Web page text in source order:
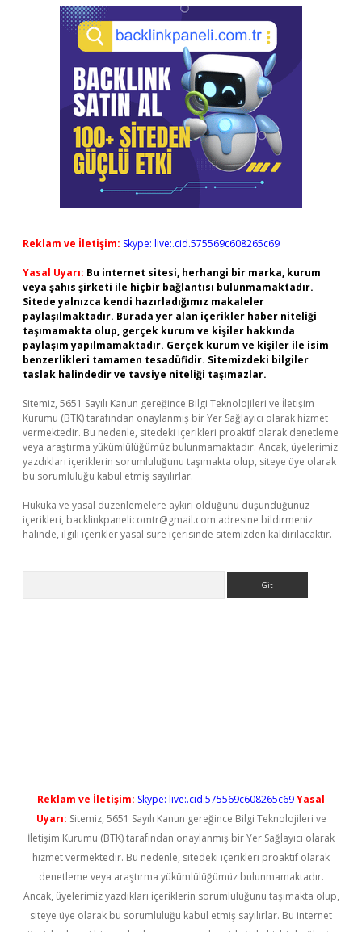
Reklam ve İletişim: Skype: live:.cid.575569c608265c69
Yasal Uyarı: Bu internet sitesi, herhangi bir marka, kurum
veya şahıs şirketi ile hiçbir bağlantısı bulunmamaktadır.
Sitede yalnızca kendi hazırladığımız makaleler
paylaşılmaktadır. Burada yer alan içerikler haber niteliği
taşımamakta olup, gerçek kurum ve kişiler hakkında
paylaşım yapılmamaktadır. Gerçek kurum ve kişiler ile isim
benzerlikleri tamamen tesadüfidir. Sitemizdeki bilgiler
taslak halindedir ve tavsiye niteliği taşımazlar.
Sitemiz, 5651 Sayılı Kanun gereğince Bilgi Teknolojileri ve İletişim
Kurumu (BTK) tarafından onaylanmış bir Yer Sağlayıcı olarak hizmet
vermektedir. Bu nedenle, sitedeki içerikleri proaktif olarak denetleme
veya araştırma yükümlülüğümüz bulunmamaktadır. Ancak, üyelerimiz
yazdıkları içeriklerin sorumluluğunu taşımakta olup, siteye üye olarak
bu sorumluluğu kabul etmiş sayılırlar.
Hukuka ve yasal düzenlemelere aykırı olduğunu düşündüğünüz
içerikleri, backlinkpanelicomtr@gmail.com adresine bildirmeniz
halinde, ilgili içerikler yasal süre içerisinde sitemizden kaldırılacaktır.
Reklam ve İletişim: Skype: live:.cid.575569c608265c69Yasal
Uyarı: Sitemiz, 5651 Sayılı Kanun gereğince Bilgi Teknolojileri ve
İletişim Kurumu (BTK) tarafından onaylanmış bir Yer Sağlayıcı olarak
hizmet vermektedir. Bu nedenle, sitedeki içerikleri proaktif olarak
denetleme veya araştırma yükümlülüğümüz bulunmamaktadır.
Ancak, üyelerimiz yazdıkları içeriklerin sorumluluğunu taşımakta olup,
siteye üye olarak bu sorumluluğu kabul etmiş sayılırlar. Bu internet